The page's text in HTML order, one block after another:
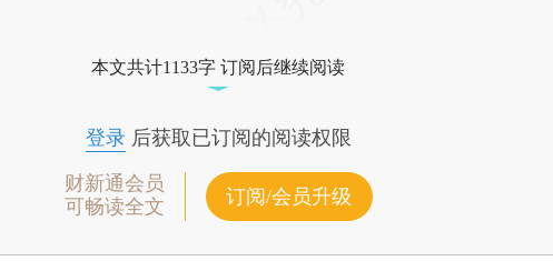
本文共计1133字 订阅后继续阅读
登录后获取已订阅的阅读权限
财新通会员
可畅读全文
订阅/会员升级